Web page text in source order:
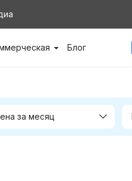
Блог
за месяц